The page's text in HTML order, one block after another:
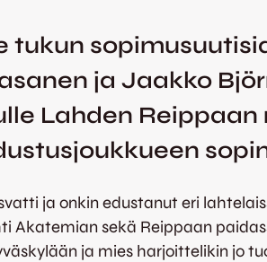
ja Jaakko
Lahden Reippaan
ja onkin edustanut eri
Akatemian sekä Reippaan
ja mies harjoittelikin jo